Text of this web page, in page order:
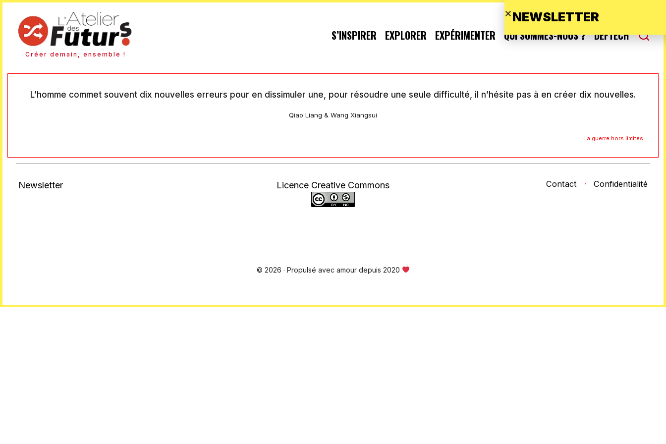
Créer demain, ensemble !
S’INSPIRER EXPLORER EXPÉRIMENTER QUI SOMMES-NOUS ? DEFTECH
L’homme commet souvent dix nouvelles erreurs pour en dissimuler une, pour résoudre une seule difficulté, il n’hésite pas à en créer dix nouvelles.
Qiao Liang & Wang Xiangsui
La guerre hors limites
Newsletter Licence Creative Commons Contact · Confidentialité
© 2026 · Propulsé avec amour depuis 2020
NEWSLETTER